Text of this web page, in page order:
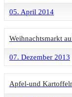
05. April 2014
Weihnachtsmarkt
07. Dezember 2013
Apfel-und